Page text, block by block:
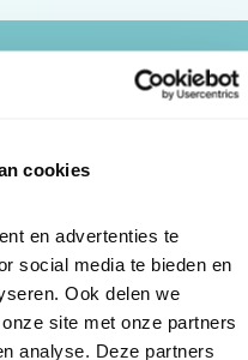
cookies
en advertenties te
social media te bieden en
Ook delen we
site met onze partners
analyse. Deze partners
VOOR OP REIS
alle bezoekers